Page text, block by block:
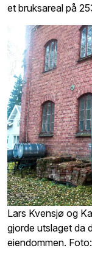
et bruksareal på
Lars Kvensjø og
gjorde utslaget da
eiendommen.